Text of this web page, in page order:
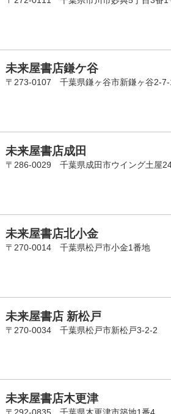
未来屋書店鎌ケ谷
〒273-0107 千葉県鎌ヶ谷市新鎌ヶ谷2-7-
未来屋書店成田
〒286-0029 千葉県成田市ウイング土屋
未来屋書店北小金
〒270-0014 千葉県松戸市小金1番地
未来屋書店 新松戸
〒270-0034 千葉県松戸市新松戸3-2-2
未来屋書店木更津